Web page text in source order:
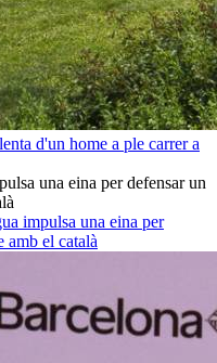
d'un home a ple carrer a
impulsa una eina per
amb el català